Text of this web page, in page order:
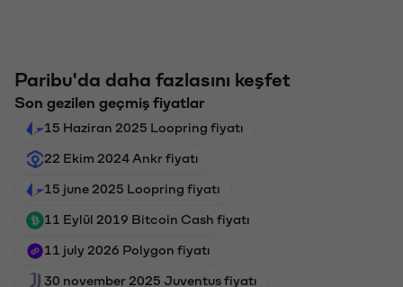
Paribu'da daha fazlasını keşfet
Son gezilen geçmiş fiyatlar
15 Haziran 2025 Loopring fiyatı
22 Ekim 2024 Ankr fiyatı
15 june 2025 Loopring fiyatı
11 Eylül 2019 Bitcoin Cash fiyatı
11 july 2026 Polygon fiyatı
30 november 2025 Juventus fiyatı